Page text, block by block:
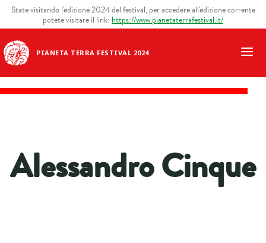
PIANETA TERRA FESTIVAL 2024
State visitando l'edizione 2024 del festival, per accedere all'edizione corrente
potete visitare il link: https://www.pianetaterrafestival.it/
Alessandro Cinque